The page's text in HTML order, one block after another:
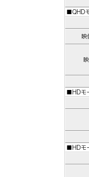
■QHD
映
■HDモ
■HDモ